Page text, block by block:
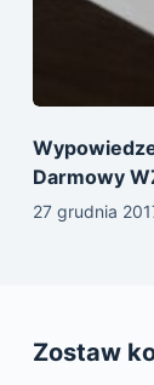
Darmowy
27 grudnia
Zostaw